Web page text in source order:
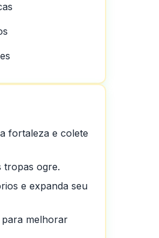
fortaleza e colete
tropas ogre.
e expanda seu
para melhorar